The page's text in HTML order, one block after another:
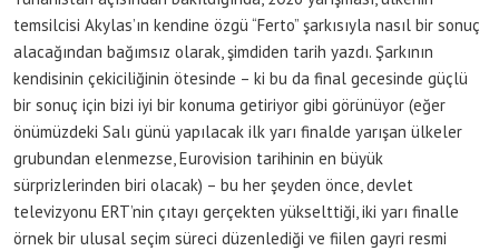
temsilcisi Akylas’ın kendine özgü “Ferto” şarkısıyla nasıl bir sonuç
alacağından bağımsız olarak, şimdiden tarih yazdı. Şarkının
kendisinin çekiciliğinin ötesinde – ki bu da final gecesinde güçlü
bir sonuç için bizi iyi bir konuma getiriyor gibi görünüyor (eğer
önümüzdeki Salı günü yapılacak ilk yarı finalde yarışan ülkeler
grubundan elenmezse, Eurovision tarihinin en büyük
sürprizlerinden biri olacak) – bu her şeyden önce, devlet
televizyonu ERT’nin çıtayı gerçekten yükselttiği, iki yarı finalle
örnek bir ulusal seçim süreci düzenlediği ve fiilen gayri resmi